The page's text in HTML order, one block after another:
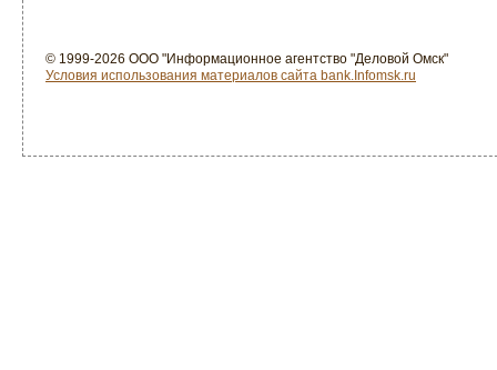
© 1999-2026 ООО "Информационное агентство "Деловой Омск"
Условия использования материалов сайта bank.Infomsk.ru